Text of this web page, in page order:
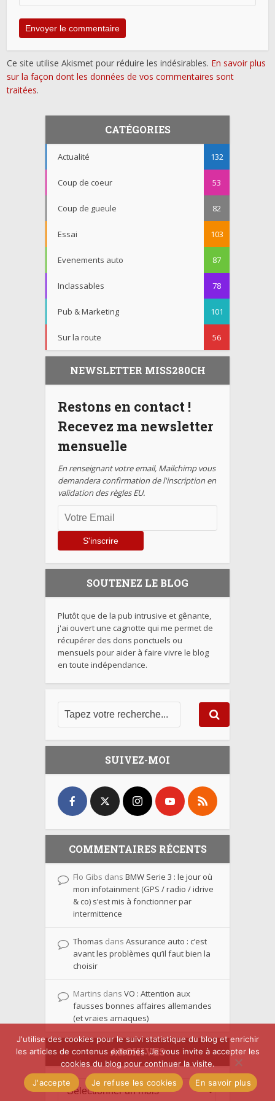
Ce site utilise Akismet pour réduire les indésirables. En savoir plus
sur la façon dont les données de vos commentaires sont
traitées.
CATÉGORIES
Actualité 132
Coup de coeur 53
Coup de gueule 82
Essai 103
Evenements auto 87
Inclassables 78
Pub & Marketing 101
Sur la route 56
NEWSLETTER MISS280CH
Restons en contact !
Recevez ma newsletter
mensuelle
En renseignant votre email, Mailchimp vous
demandera confirmation de l'inscription en
validation des règles EU.
SOUTENEZ LE BLOG
Plutôt que de la pub intrusive et gênante,
j'ai ouvert une cagnotte qui me permet de
récupérer des dons ponctuels ou
mensuels pour aider à faire vivre le blog
en toute indépendance.
SUIVEZ-MOI
COMMENTAIRES RÉCENTS
Flo Gibs dans BMW Serie 3 : le jour où
mon infotainment (GPS / radio / idrive
& co) s’est mis à fonctionner par
intermittence
Thomas dans Assurance auto : c’est
avant les problèmes qu’il faut bien la
choisir
Martins dans VO : Attention aux
fausses bonnes affaires allemandes
(et vraies arnaques)
ARCHIVES
J'utilise des cookies pour le suivi statistique du blog et enrichir
les articles de contenus externes. Je vous invite à accepter les
cookies du blog pour continuer la visite.
J'accepte
Je refuse les cookies En savoir plus